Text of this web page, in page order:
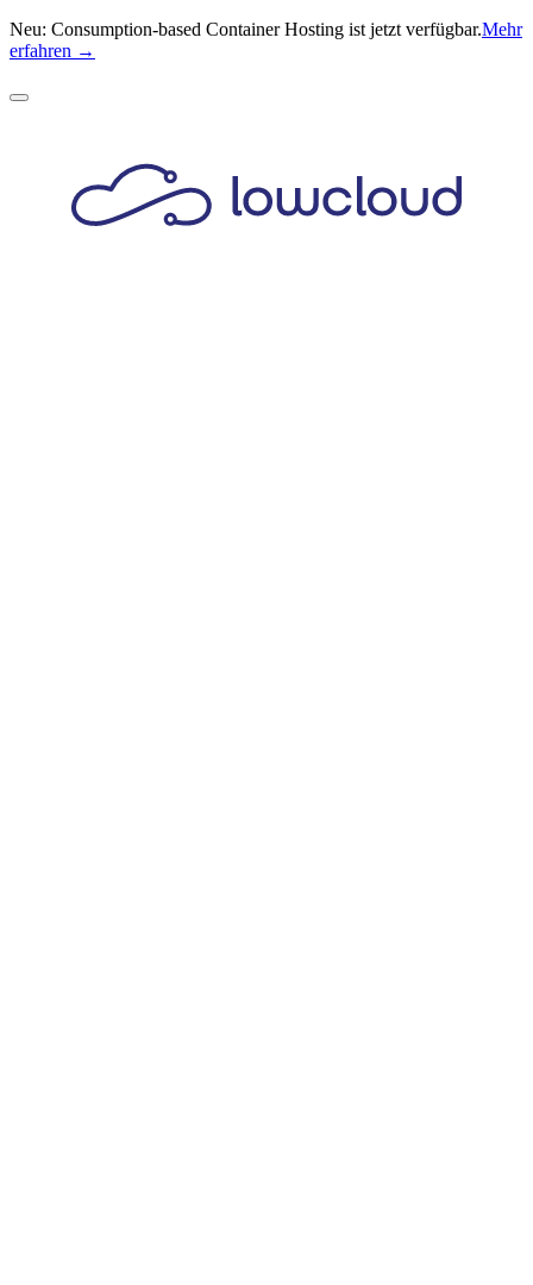
Neu: Consumption-based Container Hosting ist jetzt verfügbar.Mehr
erfahren →